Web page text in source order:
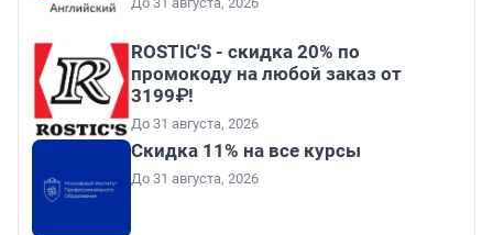
ROSTIC'S - скидка 20% по
промокоду на любой заказ от
3199₽!
До 31 августа, 2026
Скидка 11% на все курсы
До 31 августа, 2026